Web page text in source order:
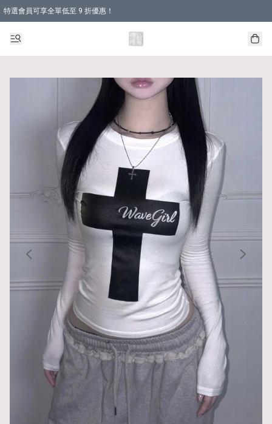
特選會員可享全單低至 9 折優惠！